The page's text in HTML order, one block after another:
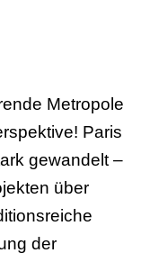
Metropole
Paris
gewandelt –
über
der